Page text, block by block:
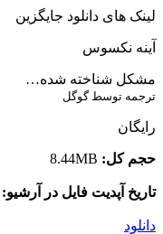
لینک های دانلود جایگزین
آینه نکسوس
مشکل شناخته شده…
ترجمه توسط گوگل
رایگان
حجم کل: 8.44MB
تاریخ آپدیت فایل در آرشیو:
دانلود